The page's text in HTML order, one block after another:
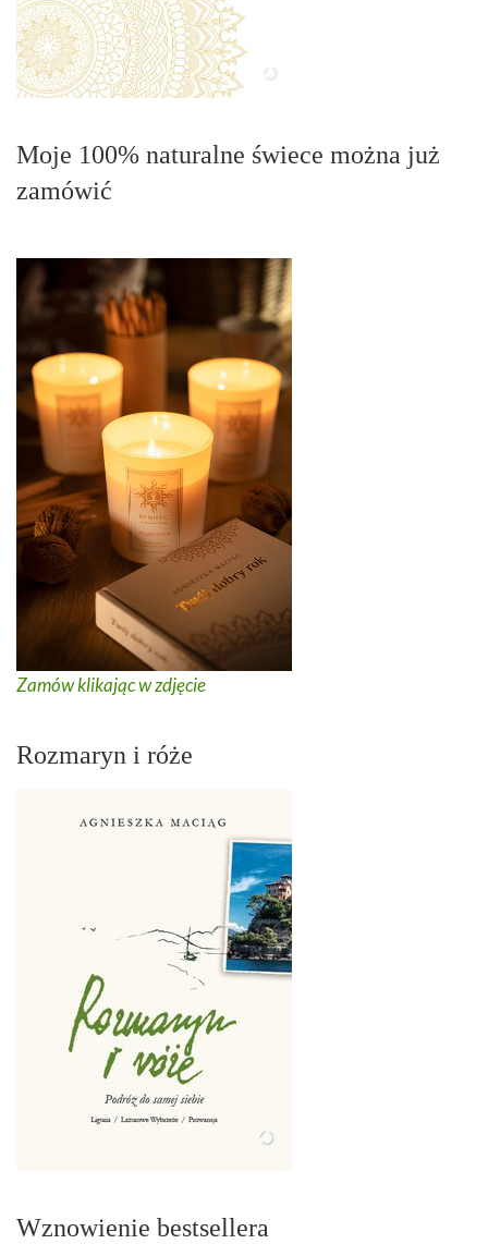
Moje 100% naturalne świece można już
zamówić
Zamów klikając w zdjęcie
Rozmaryn i róże
Wznowienie bestsellera